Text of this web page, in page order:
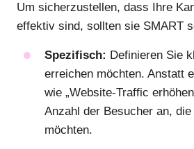
Um sicherzustellen, dass Ihre
effektiv sind, sollten sie SMART
Spezifisch: Definieren Sie
erreichen möchten. Anstatt
wie „Website-Traffic
Anzahl der Besucher an,
möchten.